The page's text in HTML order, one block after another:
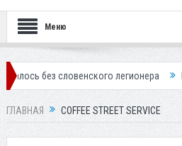
Меню
легионера Вынесен
ГЛАВНАЯ COFFEE STREET SERVICE